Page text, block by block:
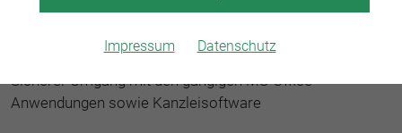
Impressum Datenschutz
Freundliches Auftreten, Teamgeist und Diskretion
Sicherer Umgang mit den gängigen MS-Office-
Anwendungen sowie Kanzleisoftware